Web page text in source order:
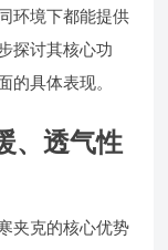
环境下都能提供
探讨其核心功
的具体表现。
、透气性
夹克的核心优势